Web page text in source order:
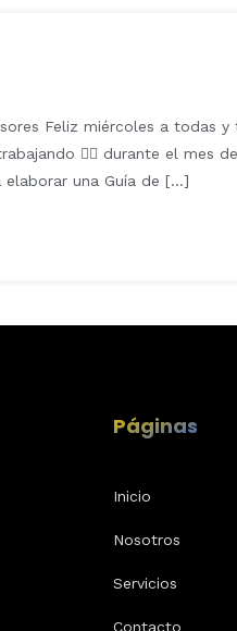
Feliz miércoles a todas
✍🏼 durante el mes
una Guía de […]
Páginas
Inicio
Nosotros
Servicios
Contacto